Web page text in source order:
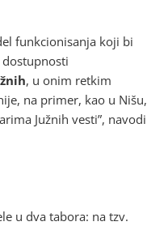
funkcionisanja koji bi
, u onim retkim
na primer, kao u Nišu,
Južnih vesti”, navodi
u dva tabora: na tzv.